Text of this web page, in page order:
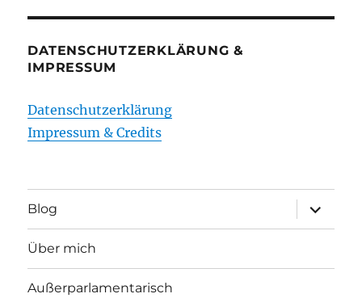
DATENSCHUTZERKLÄRUNG &
IMPRESSUM
Datenschutzerklärung
Impressum & Credits
Blog
öffnen
Über mich
Außerparlamentarisch